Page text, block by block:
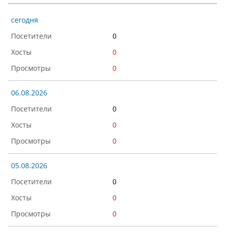
сегодня
0
0
0
06.08.2026
0
0
0
05.08.2026
0
0
0